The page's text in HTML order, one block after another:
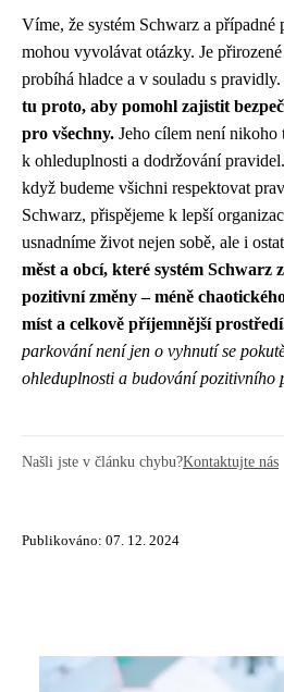
Víme, že systém Schwarz a případné
mohou vyvolávat otázky. Je
probíhá hladce a v souladu s pravidly.
tu proto, aby pomohl zajistit
pro všechny. Jeho cílem není nikoho
k ohleduplnosti a dodržování
když budeme všichni respektovat
Schwarz, přispějeme k lepší
usnadníme život nejen sobě, ale i
měst a obcí, které systém Schwarz
pozitivní změny – méně
míst a celkově příjemnější
parkování není jen o vyhnutí se
ohleduplnosti a budování pozitivního
Našli jste v článku chybu?Kontaktujte nás
Publikováno: 07. 12. 2024